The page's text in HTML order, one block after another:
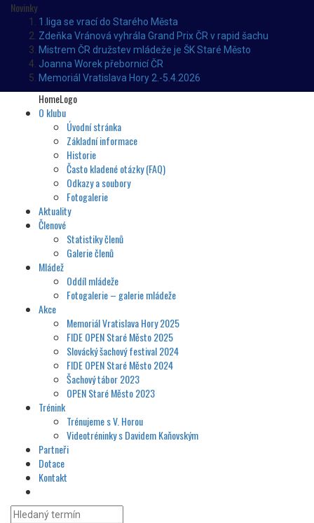
Novinky
1.liga se vrací do Starého Města
Zdeňka Vránová vyhrála Grand Prix ČR v rapid šachu
Mistrem ČR družstev mládeže je ŠK Staré Město
Joanna Worek přebornicí ČR
Memoriál Vratislava Hory 2.-5.4.2026
HomeLogo
O klubu
Úvodní stránka
Základní informace
Historie
Často kladené otázky (FAQ)
Odkazy a soubory
Fotogalerie
Aktuality
Členové
Statistiky členů
Galerie členů
Mládež
Oddíl mládeže
Fotogalerie – galerie mládeže
Akce
Memoriál Vratislava Hory 2025
FIDE OPEN Staré Město 2025
Slovácký šachový festival 2024
FIDE OPEN Staré Město 2024
Šachový tábor 2023
OPEN Staré Město 2023
Trénink
Trénujeme s V. Horou
Videotréninky s Davidem Kaňovským
Partneři
Dotace
Kontakt